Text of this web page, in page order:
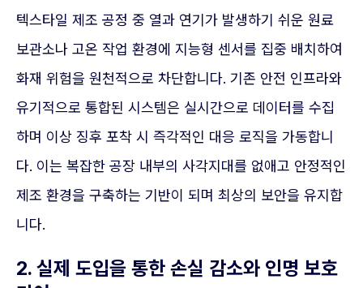
텍스타일 제조 공정 중 열과 연기가 발생하기 쉬운 원료
보관소나 고온 작업 환경에 지능형 센서를 집중 배치하여
화재 위험을 원천적으로 차단합니다. 기존 안전 인프라와
유기적으로 통합된 시스템은 실시간으로 데이터를 수집
하며 이상 징후 포착 시 즉각적인 대응 로직을 가동합니
다. 이는 복잡한 공장 내부의 사각지대를 없애고 안정적인
제조 환경을 구축하는 기반이 되며 최상의 보안을 유지합
니다.
2. 실제 도입을 통한 손실 감소와 인명 보호